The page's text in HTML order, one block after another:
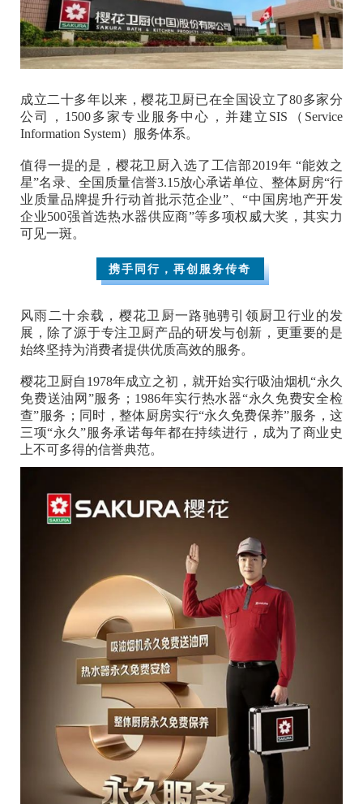
成立二十多年以来，樱花卫厨已在全国设立了80多家分
公司，1500多家专业服务中心，并建立SIS（Service
Information System）服务体系。
值得一提的是，樱花卫厨入选了工信部2019年 “能效之
星”名录、全国质量信誉3.15放心承诺单位、整体厨房“行
业质量品牌提升行动首批示范企业”、“中国房地产开发
企业500强首选热水器供应商”等多项权威大奖，其实力
可见一斑。
携手同行，再创服务传奇
风雨二十余载，樱花卫厨一路驰骋引领厨卫行业的发
展，除了源于专注卫厨产品的研发与创新，更重要的是
始终坚持为消费者提供优质高效的服务。
樱花卫厨自1978年成立之初，就开始实行吸油烟机“永久
免费送油网”服务；1986年实行热水器“永久免费安全检
查”服务；同时，整体厨房实行“永久免费保养”服务，这
三项“永久”服务承诺每年都在持续进行，成为了商业史
上不可多得的信誉典范。